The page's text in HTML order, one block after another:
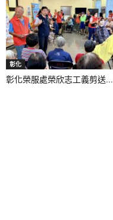
彰化
彰化榮服處榮欣志工義剪送...